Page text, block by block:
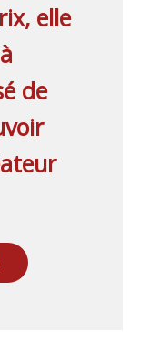
elle
de